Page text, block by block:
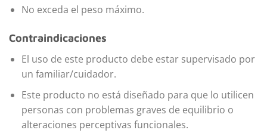
No exceda el peso máximo.
Contraindicaciones
El uso de este producto debe estar supervisado por
un familiar/cuidador.
Este producto no está diseñado para que lo utilicen
personas con problemas graves de equilibrio o
alteraciones perceptivas funcionales.